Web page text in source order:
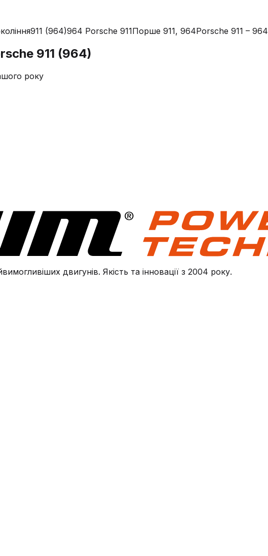
911 (964)964 Porsche 911Порше 911, 964Porsche 911 – 964
911 (964)
року
двигунів. Якість та інновації з 2004 року.